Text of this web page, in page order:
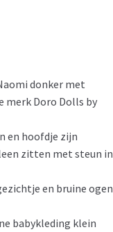
donker met
merk Doro Dolls by
en hoofdje zijn
zitten met steun in
en bruine ogen
babykleding klein